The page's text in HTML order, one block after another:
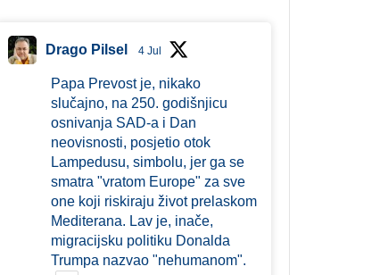
Drago Pilsel 4 Jul
Papa Prevost je, nikako
slučajno, na 250. godišnjicu
osnivanja SAD-a i Dan
neovisnosti, posjetio otok
Lampedusu, simbolu, jer ga se
smatra "vratom Europe" za sve
one koji riskiraju život prelaskom
Mediterana. Lav je, inače,
migracijsku politiku Donalda
Trumpa nazvao "nehumanom".